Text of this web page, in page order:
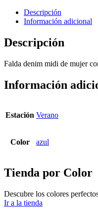
Descripción
Información adicional
Descripción
Falda denim midi de mujer
Información
Estación Verano
Color azul
Tienda por Color
Descubre los colores
Ir a la tienda